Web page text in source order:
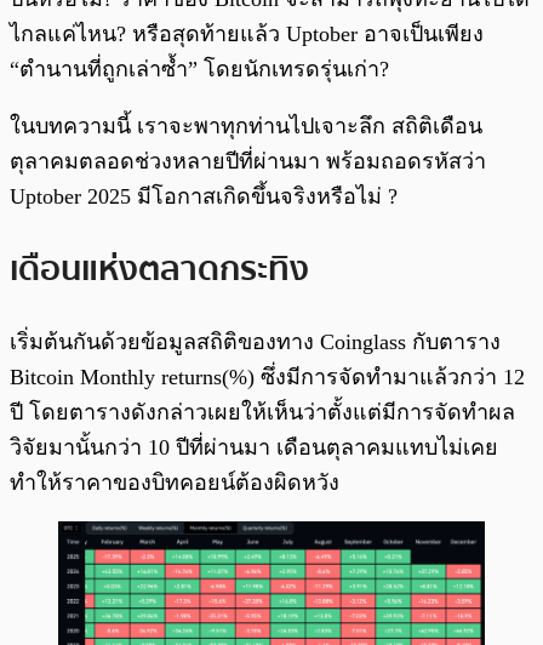
ไกลแค่ไหน? หรือสุดท้ายแล้ว Uptober อาจเป็นเพียง
“ตำนานที่ถูกเล่าซ้ำ” โดยนักเทรดรุ่นเก่า?
ในบทความนี้ เราจะพาทุกท่านไปเจาะลึก สถิติเดือน
ตุลาคมตลอดช่วงหลายปีที่ผ่านมา พร้อมถอดรหัสว่า
Uptober 2025 มีโอกาสเกิดขึ้นจริงหรือไม่ ?
เดือนแห่งตลาดกระทิง
เริ่มต้นกันด้วยข้อมูลสถิติของทาง Coinglass กับตาราง
Bitcoin Monthly returns(%) ซึ่งมีการจัดทำมาแล้วกว่า 12
ปี โดยตารางดังกล่าวเผยให้เห็นว่าตั้งแต่มีการจัดทำผล
วิจัยมานั้นกว่า 10 ปีที่ผ่านมา เดือนตุลาคมแทบไม่เคย
ทำให้ราคาของบิทคอยน์ต้องผิดหวัง